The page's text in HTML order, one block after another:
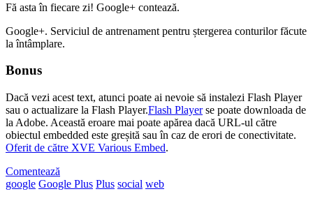
Fă asta în fiecare zi! Google+ contează.
Google+. Serviciul de antrenament pentru ștergerea conturilor făcute
la întâmplare.
Bonus
Dacă vezi acest text, atunci poate ai nevoie să instalezi Flash Player
sau o actualizare la Flash Player.Flash Playerse poate downloada de
la Adobe. Această eroare mai poate apărea dacă URL-ul către
obiectul embedded este greșită sau în caz de erori de conectivitate.
Oferit de către XVE Various Embed.
Comentează
google Google Plus Plus social web